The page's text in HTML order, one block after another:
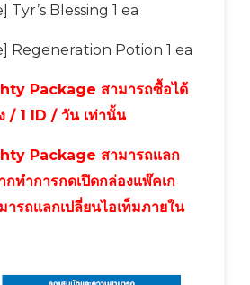
Tyr’s Blessing 1 ea
Regeneration Potion 1 ea
Package สามารถซื้อได้
/ 1 ID / วัน เท่านั้น
Package สามารถเเลก
กทำการกดเปิดกล่องเเพ๊คเก
ารถเเลกเปลี่ยนไอเท็มภายใน